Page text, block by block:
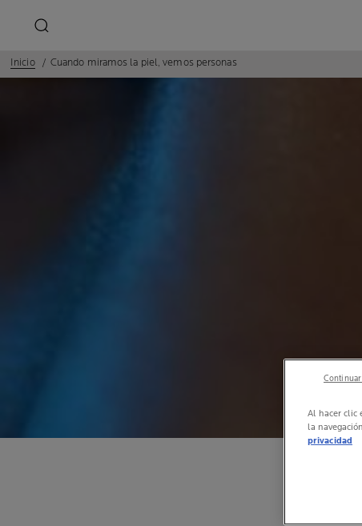
Inicio Cuando miramos la piel, vemos personas
CUIDADO,
Al hacer clic
la
privacidad